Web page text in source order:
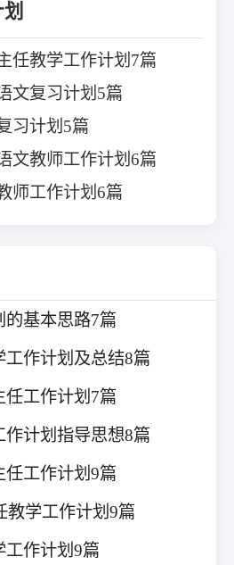
任教学工作计划7篇
文复习计划5篇
习计划5篇
文教师工作计划6篇
师工作计划6篇
的基本思路7篇
工作计划及总结8篇
任工作计划7篇
作计划指导思想8篇
任工作计划9篇
教学工作计划9篇
工作计划9篇